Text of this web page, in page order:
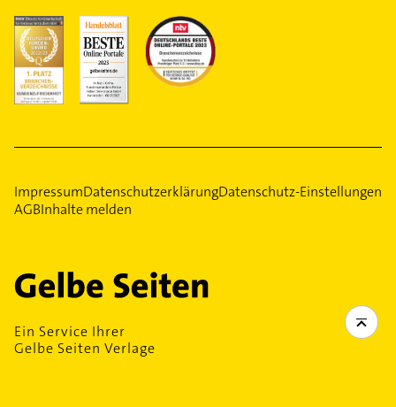
ImpressumDatenschutzerklärungDatenschutz-Einstellungen
AGBInhalte melden
Ein Service Ihrer
Gelbe Seiten Verlage